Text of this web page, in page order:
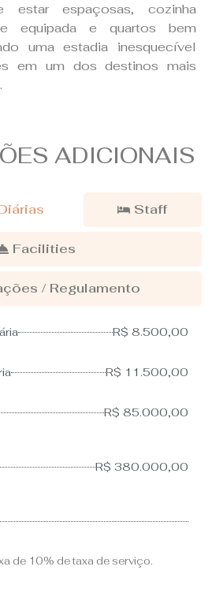
estar espaçosas, cozinha
equipada e quartos bem
uma estadia inesquecível
em um dos destinos mais
ADICIONAIS
Staff
Facilities
/ Regulamento
R$ 8.500,00
R$ 11.500,00
R$ 85.000,00
R$ 380.000,00
de 10% de taxa de serviço.